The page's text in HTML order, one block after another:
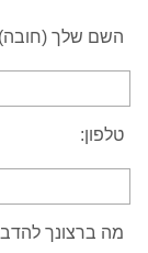
השם שלך (חובה)
טלפון:
מה ברצונך